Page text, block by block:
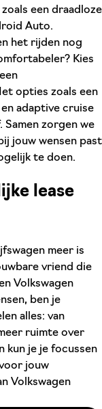
een draadloze
Auto.
het rijden nog
Kies
opties zoals een
adaptive cruise
Samen zorgen we
jouw wensen past
te doen.
lease
meer is
vriend die
Volkswagen
ben je
alles: van
ruimte over
kun je je focussen
jouw
Volkswagen